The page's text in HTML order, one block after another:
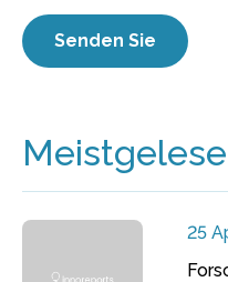
25